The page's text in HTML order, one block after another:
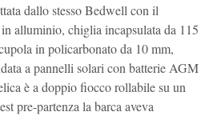
dallo stesso Bedwell con il
alluminio, chiglia incapsulata da 115
in policarbonato da 10 mm,
a pannelli solari con batterie AGM
è a doppio fiocco rollabile su un
pre-partenza la barca aveva